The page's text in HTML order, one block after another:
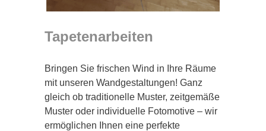
Tapetenarbeiten
Bringen Sie frischen Wind in Ihre Räume
mit unseren Wandgestaltungen! Ganz
gleich ob traditionelle Muster, zeitgemäße
Muster oder individuelle Fotomotive – wir
ermöglichen Ihnen eine perfekte